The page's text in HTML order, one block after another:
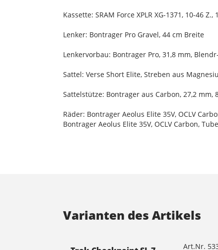
Kassette: SRAM Force XPLR XG-1371, 10-46 Z.,
Lenker: Bontrager Pro Gravel, 44 cm Breite
Lenkervorbau: Bontrager Pro, 31,8 mm,
Sattel: Verse Short Elite, Streben aus
Sattelstütze: Bontrager aus Carbon, 27,2 mm,
Räder: Bontrager Aeolus Elite 35V, OCLV
Bontrager Aeolus Elite 35V, OCLV Carbon,
Varianten des Artikels
Art.Nr.